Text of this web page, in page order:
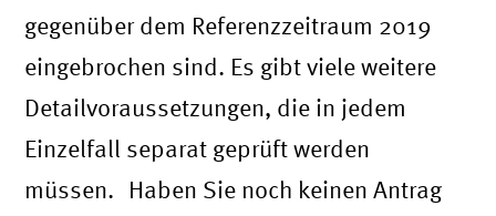
gegenüber dem Referenzzeitraum 2019
eingebrochen sind. Es gibt viele weitere
Detailvoraussetzungen, die in jedem
Einzelfall separat geprüft werden
müssen. Haben Sie noch keinen Antrag